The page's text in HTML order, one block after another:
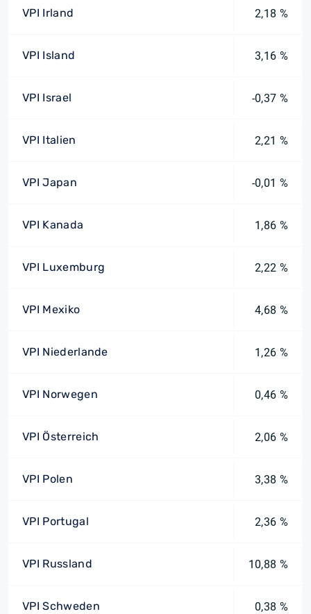
VPI Irland 2,18 %
VPI Island 3,16 %
VPI Israel -0,37 %
VPI Italien 2,21 %
VPI Japan -0,01 %
VPI Kanada 1,86 %
VPI Luxemburg 2,22 %
VPI Mexiko 4,68 %
VPI Niederlande 1,26 %
VPI Norwegen 0,46 %
VPI Österreich 2,06 %
VPI Polen 3,38 %
VPI Portugal 2,36 %
VPI Russland 10,88 %
VPI Schweden 0,38 %